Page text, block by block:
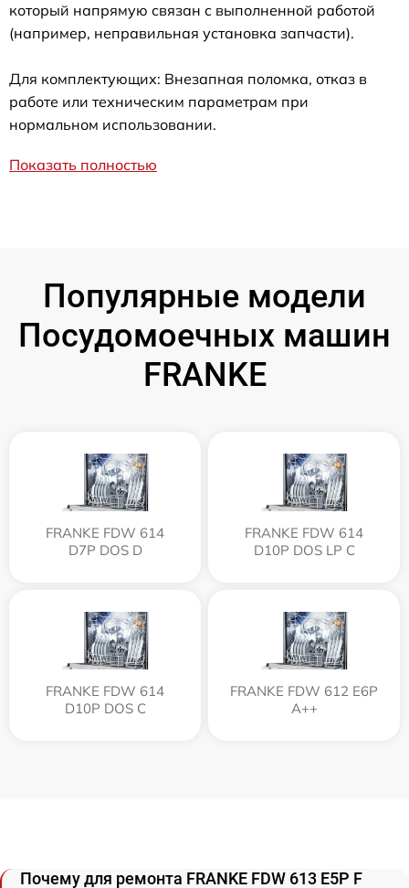
который напрямую связан с выполненной работой
(например, неправильная установка запчасти).
Для комплектующих: Внезапная поломка, отказ в
работе или техническим параметрам при
нормальном использовании.
Показать полностью
Популярные модели
Посудомоечных машин
FRANKE
FRANKE FDW 614
D7P DOS D
FRANKE FDW 614
D10P DOS LP C
FRANKE FDW 614
D10P DOS C
FRANKE FDW 612 E6P
A++
Почему для ремонта FRANKE FDW 613 E5P F